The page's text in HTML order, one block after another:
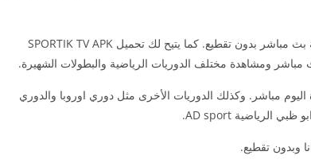
بالتالي تستطيع مشاهدة القنوات الرياضية والترفيهية العالمية بث مباشر بدون تقطيع. كما يتيح لك تحميل SPORTIK TV APK
ومشاهدة مختلف الدوريات الرياضية والبطولات الشهيرة.
ومشاهدة مباراة اليوم مباشر. وكذلك الدوريات الأخرى مثل دوري اوروبا والدوري
وبدون تقطيع.